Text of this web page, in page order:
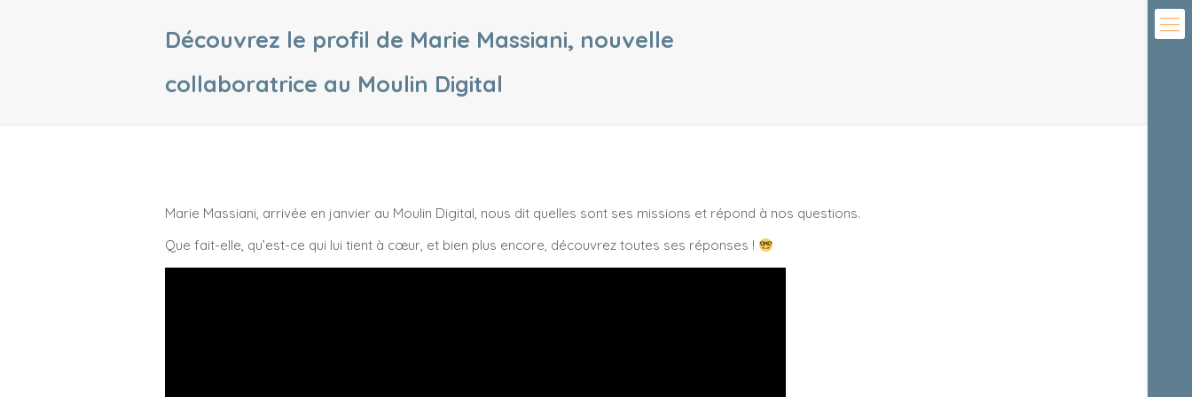
Découvrez le profil de Marie Massiani, nouvelle
collaboratrice au Moulin Digital
Marie Massiani, arrivée en janvier au Moulin Digital, nous dit quelles sont ses missions et répond à nos questions.
Que fait-elle, qu’est-ce qui lui tient à cœur, et bien plus encore, découvrez toutes ses réponses !